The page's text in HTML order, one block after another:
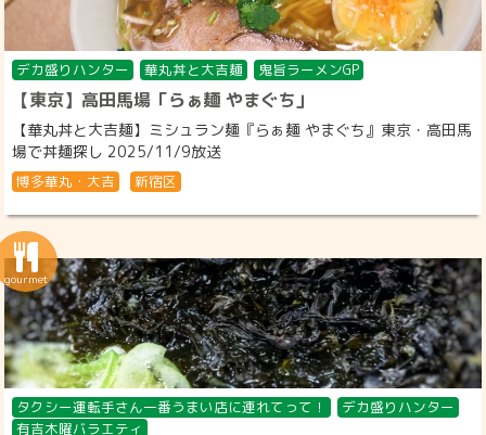
デカ盛りハンター 華丸丼と大吉麺 鬼旨ラーメンGP
【東京】高田馬場「らぁ麺 やまぐち」
【華丸丼と大吉麺】ミシュラン麺『らぁ麺 やまぐち』東京・高田馬
場で丼麺探し 2025/11/9放送
博多華丸・大吉 新宿区
タクシー運転手さん一番うまい店に連れてって！
デカ盛りハンター
有吉木曜バラエティ